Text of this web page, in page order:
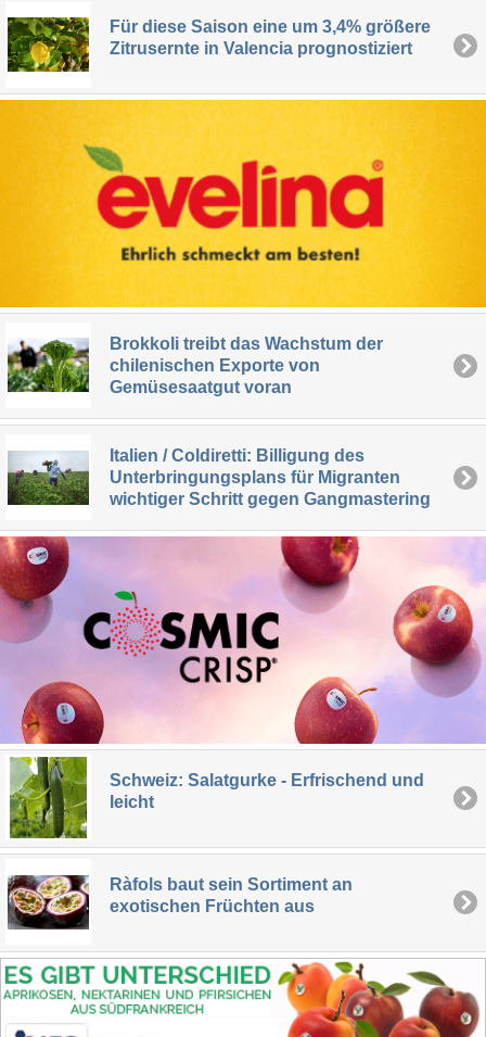
Für diese Saison eine um 3,4% größere
Zitrusernte in Valencia prognostiziert
Brokkoli treibt das Wachstum der
chilenischen Exporte von
Gemüsesaatgut voran
Italien / Coldiretti: Billigung des
Unterbringungsplans für Migranten
wichtiger Schritt gegen Gangmastering
Schweiz: Salatgurke - Erfrischend und
leicht
Ràfols baut sein Sortiment an
exotischen Früchten aus